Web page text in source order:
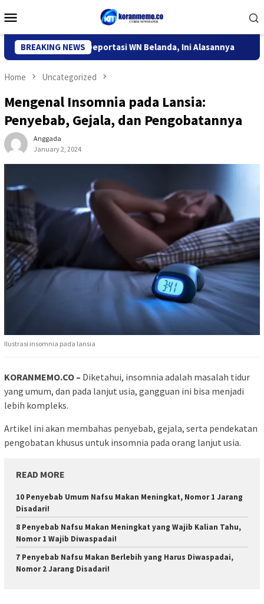
to
Menu
BREAKING NEWS
Kediri Deportasi WN Belanda, Ini Alasannya 9 Desa
Home Uncategorized
Mengenal Insomnia pada Lansia:
Penyebab, Gejala, dan Pengobatannya
Anggada
January 2, 2024
Ilustrasi insomnia pada lansia
KORANMEMO.CO – Diketahui, insomnia adalah masalah tidur
yang umum, dan pada lanjut usia, gangguan ini bisa menjadi
lebih kompleks.
Artikel ini akan membahas penyebab, gejala, serta pendekatan
pengobatan khusus untuk insomnia pada orang lanjut usia.
READ MORE
10 Penyebab Umum Nafsu Makan Meningkat, Nomor 1 Jarang
Disadari!
8 Penyebab Nafsu Makan Meningkat yang Wajib Kalian Tahu,
Nomor 1 Wajib Diwaspadai!
7 Penyebab Nafsu Makan Berlebih yang Harus Diwaspadai,
Nomor 2 Jarang Disadari!